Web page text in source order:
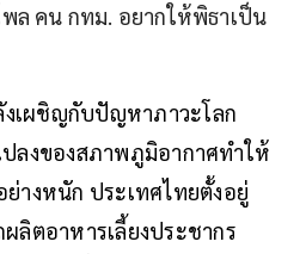
ล คน กทม. อยากให้พิธาเป็น
เผชิญกับปัญหาภาวะโลก
ลงของสภาพภูมิอากาศทำให้
างหนัก ประเทศไทยตั้งอยู่
ลิตอาหารเลี้ยงประชากร